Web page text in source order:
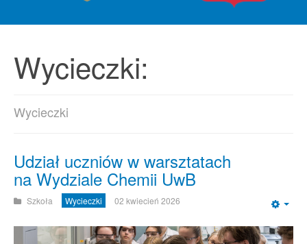
Wycieczki:
Wycieczki
Udział uczniów w warsztatach
na Wydziale Chemii UwB
Szkoła Wycieczki 02 kwiecień 2026